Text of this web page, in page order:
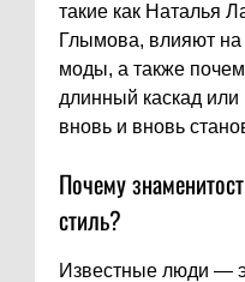
такие как Наталья
Глымова, влияют на
моды, а также
длинный каскад или
вновь и вновь
Почему
стиль?
Известные люди —